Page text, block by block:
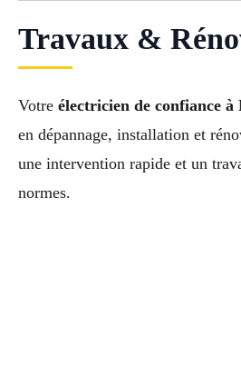
Travaux &
Votre électricien de confiance à
en dépannage, installation et
une intervention rapide et un
normes.